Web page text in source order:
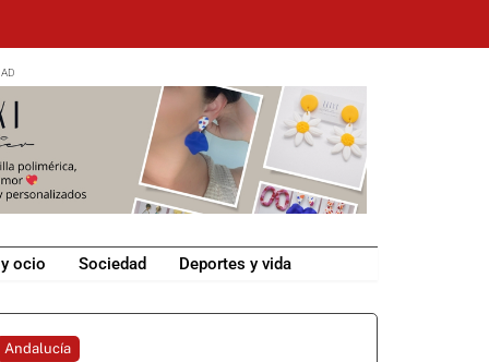
ocio Sociedad Deportes y vida
Andalucía